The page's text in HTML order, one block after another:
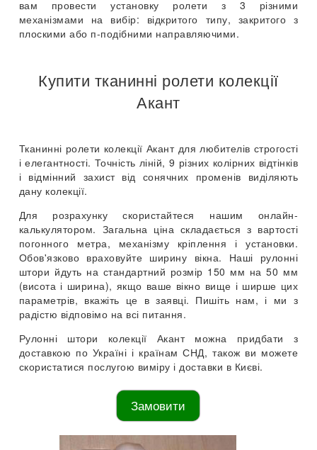
вам провести установку ролети з 3 різними
механізмами на вибір: відкритого типу, закритого з
плоскими або п-подібними направляючими.
Купити тканинні ролети колекції
Акант
Тканинні ролети колекції Акант для любителів строгості
і елегантності. Точність ліній, 9 різних колірних відтінків
і відмінний захист від сонячних променів виділяють
дану колекції.
Для розрахунку скористайтеся нашим онлайн-
калькулятором. Загальна ціна складається з вартості
погонного метра, механізму кріплення і установки.
Обов'язково враховуйте ширину вікна. Наші рулонні
штори йдуть на стандартний розмір 150 мм на 50 мм
(висота і ширина), якщо ваше вікно вище і ширше цих
параметрів, вкажіть це в заявці. Пишіть нам, і ми з
радістю відповімо на всі питання.
Рулонні штори колекції Акант можна придбати з
доставкою по Україні і країнам СНД, також ви можете
скористатися послугою виміру і доставки в Києві.
Замовити